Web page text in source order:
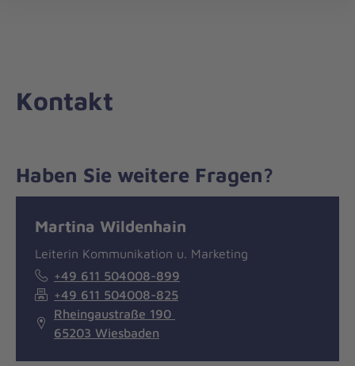
zum
Kontakt
Haben Sie weitere Fragen?
Martina Wildenhain
Leiterin Kommunikation u. Marketing
+49 611 504008-899
+49 611 504008-825
Rheingaustraße 190
65203 Wiesbaden